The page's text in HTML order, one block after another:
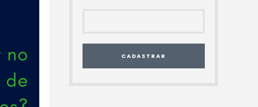
CADASTRAR